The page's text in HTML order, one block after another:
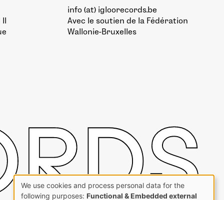
info (at) igloorecords.be
Avec le soutien de la Fédération
Wallonie-Bruxelles
Use
We use cookies and process personal data for the
following purposes: Functional & Embedded external